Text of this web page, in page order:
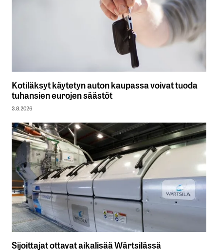
Kotiläksyt käytetyn auton kaupassa voivat tuoda
tuhansien eurojen säästöt
3.8.2026
Sijoittajat ottavat aikalisää Wärtsilässä